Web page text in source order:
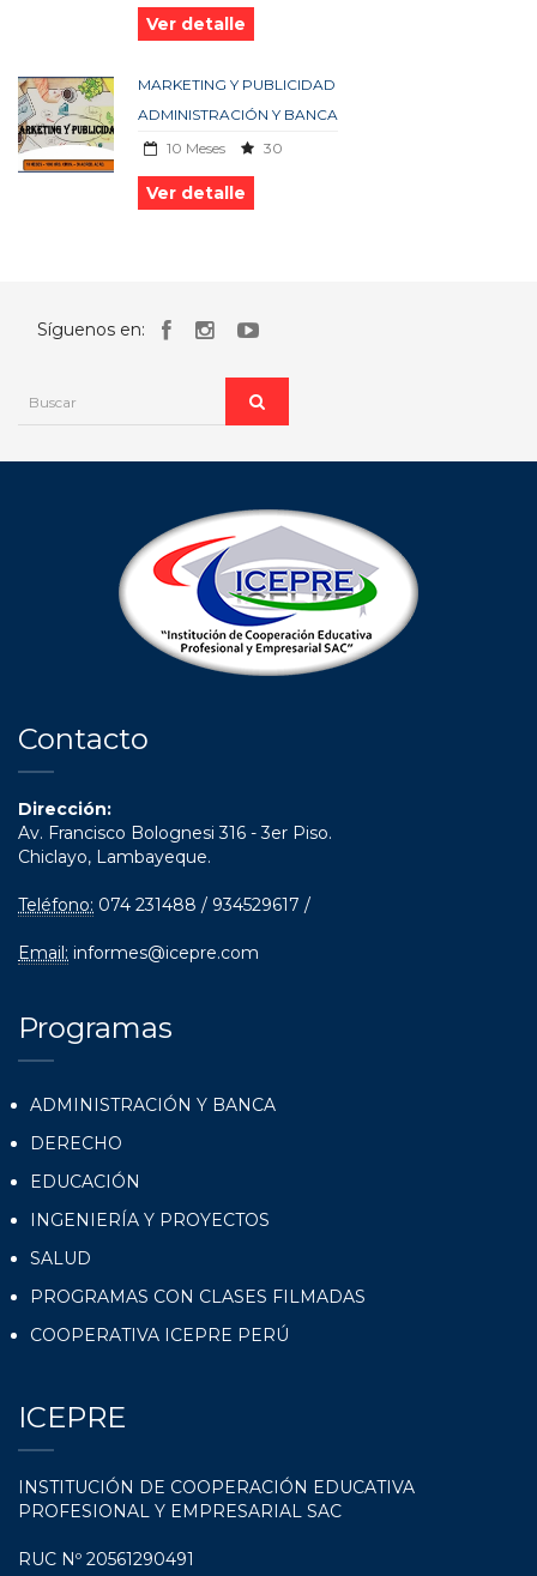
Ver detalle
MARKETING Y PUBLICIDAD
ADMINISTRACIÓN Y BANCA
10 Meses
30
Ver detalle
Síguenos en:
Contacto
Dirección:
Av. Francisco Bolognesi 316 - 3er Piso.
Chiclayo, Lambayeque.
Teléfono: 074 231488 / 934529617 /
Email: informes@icepre.com
Programas
ADMINISTRACIÓN Y BANCA
DERECHO
EDUCACIÓN
INGENIERÍA Y PROYECTOS
SALUD
PROGRAMAS CON CLASES FILMADAS
COOPERATIVA ICEPRE PERÚ
ICEPRE
INSTITUCIÓN DE COOPERACIÓN EDUCATIVA
PROFESIONAL Y EMPRESARIAL SAC
RUC Nº 20561290491